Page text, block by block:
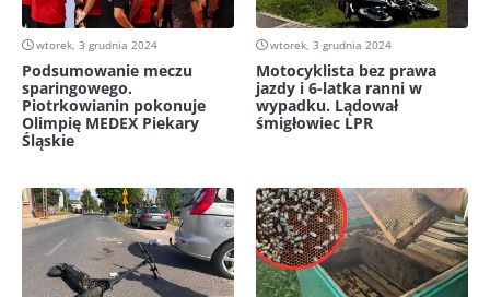
wtorek, 3 grudnia 2024
Podsumowanie meczu
sparingowego.
Piotrkowianin pokonuje
Olimpię MEDEX Piekary
Śląskie
wtorek, 3 grudnia 2024
Motocyklista bez prawa
jazdy i 6-latka ranni w
wypadku. Lądował
śmigłowiec LPR